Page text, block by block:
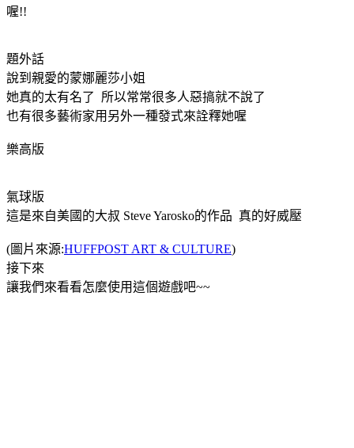
喔!!
題外話
說到親愛的蒙娜麗莎小姐
她真的太有名了 所以常常很多人惡搞就不說了
也有很多藝術家用另外一種發式來詮釋她喔
樂高版
氣球版
這是來自美國的大叔 Steve Yarosko的作品 真的好威壓
(圖片來源:HUFFPOST ART & CULTURE)
接下來
讓我們來看看怎麼使用這個遊戲吧~~